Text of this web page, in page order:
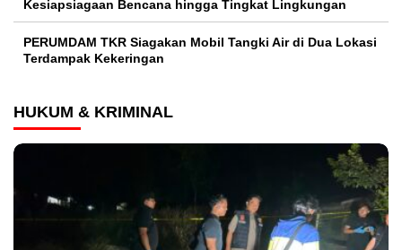
Kesiapsiagaan Bencana hingga Tingkat Lingkungan
PERUMDAM TKR Siagakan Mobil Tangki Air di Dua Lokasi
Terdampak Kekeringan
HUKUM & KRIMINAL